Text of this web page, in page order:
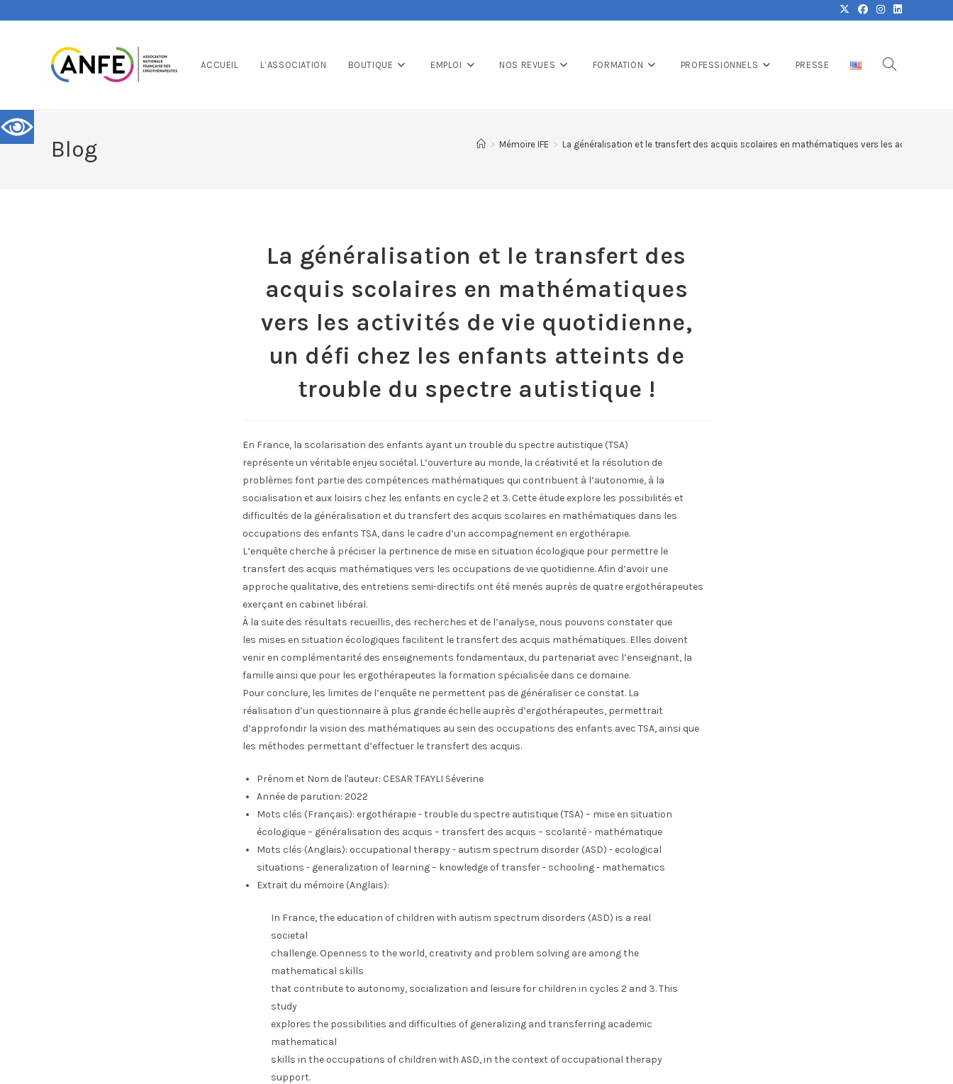
ACCUEIL L’ASSOCIATION BOUTIQUE EMPLOI NOS REVUES FORMATION PROFESSIONNELS PRESSE
Blog > Mémoire IFE > La généralisation et le transfert des acquis scolaires en mathématiques vers les activités
La généralisation et le transfert des
acquis scolaires en mathématiques
vers les activités de vie quotidienne,
un défi chez les enfants atteints de
trouble du spectre autistique !
En France, la scolarisation des enfants ayant un trouble du spectre autistique (TSA)
représente un véritable enjeu sociétal. L’ouverture au monde, la créativité et la résolution de
problèmes font partie des compétences mathématiques qui contribuent à l’autonomie, à la
socialisation et aux loisirs chez les enfants en cycle 2 et 3. Cette étude explore les possibilités et
difficultés de la généralisation et du transfert des acquis scolaires en mathématiques dans les
occupations des enfants TSA, dans le cadre d’un accompagnement en ergothérapie.
L’enquête cherche à préciser la pertinence de mise en situation écologique pour permettre le
transfert des acquis mathématiques vers les occupations de vie quotidienne. Afin d’avoir une
approche qualitative, des entretiens semi-directifs ont été menés auprès de quatre ergothérapeutes
exerçant en cabinet libéral.
À la suite des résultats recueillis, des recherches et de l’analyse, nous pouvons constater que
les mises en situation écologiques facilitent le transfert des acquis mathématiques. Elles doivent
venir en complémentarité des enseignements fondamentaux, du partenariat avec l’enseignant, la
famille ainsi que pour les ergothérapeutes la formation spécialisée dans ce domaine.
Pour conclure, les limites de l’enquête ne permettent pas de généraliser ce constat. La
réalisation d’un questionnaire à plus grande échelle auprès d’ergothérapeutes, permettrait
d’approfondir la vision des mathématiques au sein des occupations des enfants avec TSA, ainsi que
les méthodes permettant d’effectuer le transfert des acquis.
Prénom et Nom de l'auteur: CESAR TFAYLI Séverine
Année de parution: 2022
Mots clés (Français): ergothérapie - trouble du spectre autistique (TSA) – mise en situation
écologique – généralisation des acquis – transfert des acquis – scolarité - mathématique
Mots clés (Anglais): occupational therapy - autism spectrum disorder (ASD) - ecological
situations - generalization of learning – knowledge of transfer - schooling - mathematics
Extrait du mémoire (Anglais):
In France, the education of children with autism spectrum disorders (ASD) is a real
societal
challenge. Openness to the world, creativity and problem solving are among the
mathematical skills
that contribute to autonomy, socialization and leisure for children in cycles 2 and 3. This
study
explores the possibilities and difficulties of generalizing and transferring academic
mathematical
skills in the occupations of children with ASD, in the context of occupational therapy
support.